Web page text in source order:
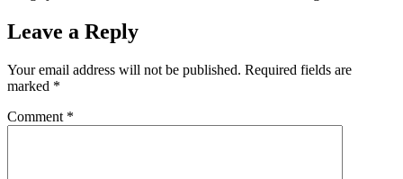
Leave a Reply
Your email address will not be published. Required fields are
marked *
Comment *